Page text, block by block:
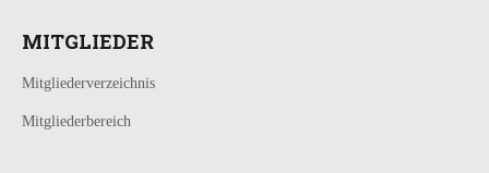
MITGLIEDER
Mitgliederverzeichnis
Mitgliederbereich